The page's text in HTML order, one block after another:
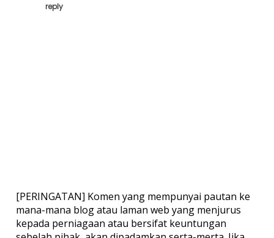
reply
[PERINGATAN] Komen yang mempunyai pautan ke
mana-mana blog atau laman web yang menjurus
kepada perniagaan atau bersifat keuntungan